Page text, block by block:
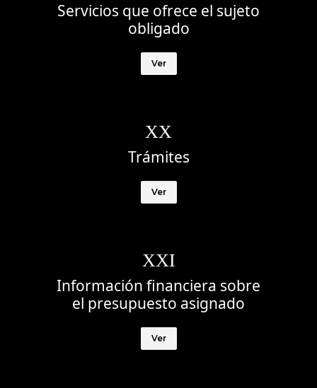
Servicios que ofrece el sujeto
obligado
Ver
XX
Trámites
Ver
XXI
Información financiera sobre
el presupuesto asignado
Ver